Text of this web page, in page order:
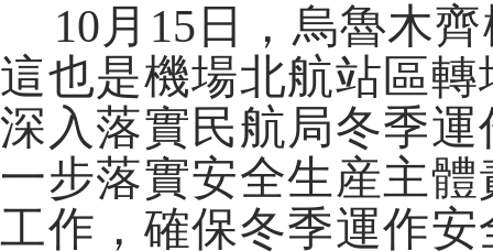
10月15日，烏魯木齊
這也是機場北航站區
深入落實民航局冬季
一步落實安全生産主
工作，確保冬季運作